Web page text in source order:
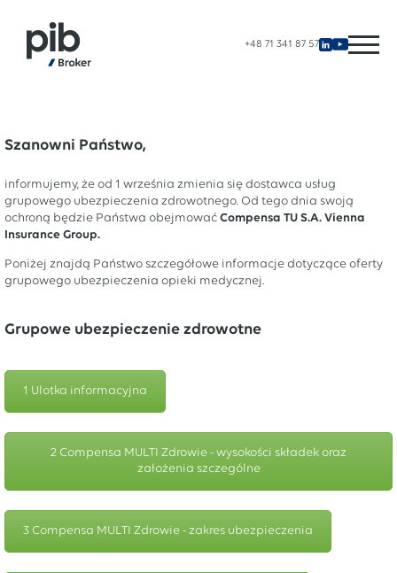
+48 71 341 87 57
Szanowni Państwo,
informujemy, że od 1 września zmienia się dostawca usług
grupowego ubezpieczenia zdrowotnego. Od tego dnia swoją
ochroną będzie Państwa obejmować Compensa TU S.A. Vienna
Insurance Group.
Poniżej znajdą Państwo szczegółowe informacje dotyczące oferty
grupowego ubezpieczenia opieki medycznej.
Grupowe ubezpieczenie zdrowotne
1 Ulotka informacyjna
2 Compensa MULTI Zdrowie - wysokości składek oraz
założenia szczególne
3 Compensa MULTI Zdrowie - zakres ubezpieczenia